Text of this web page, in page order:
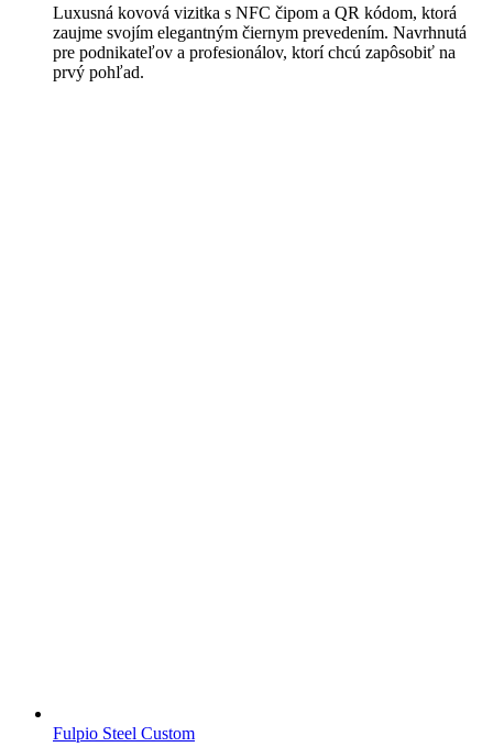
Luxusná kovová vizitka s NFC čipom a QR kódom, ktorá
zaujme svojím elegantným čiernym prevedením. Navrhnutá
pre podnikateľov a profesionálov, ktorí chcú zapôsobiť na
prvý pohľad.
Fulpio Steel Custom